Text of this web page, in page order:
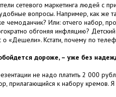
сетевого маркетинга людей с
вопросы. Например, как же
чемоданчик? Или: отчего набор,
обгоняя инфляцию?
о «Дешели». Кстати, почему по
дороже, – уже без
не надо платить 2 000
прилагающийся к набору кремов.